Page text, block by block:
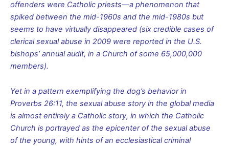
offenders were Catholic priests—a phenomenon that
spiked between the mid-1960s and the mid-1980s but
seems to have virtually disappeared (six credible cases of
clerical sexual abuse in 2009 were reported in the U.S.
bishops’ annual audit, in a Church of some 65,000,000
members).
Yet in a pattern exemplifying the dog’s behavior in
Proverbs 26:11, the sexual abuse story in the global media
is almost entirely a Catholic story, in which the Catholic
Church is portrayed as the epicenter of the sexual abuse
of the young, with hints of an ecclesiastical criminal